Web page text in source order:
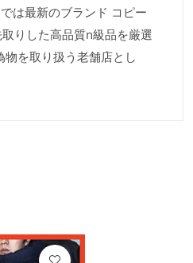
は最新のブランド コピー
りした高品質n級品を厳選
物を取り扱う老舗店とし